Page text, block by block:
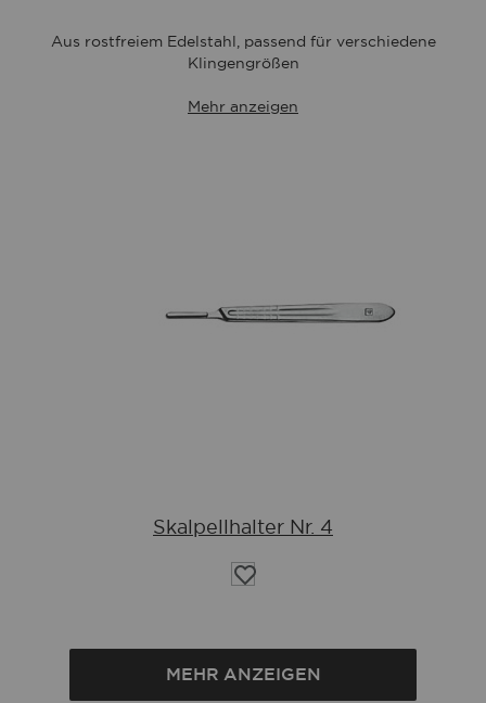
Aus rostfreiem Edelstahl, passend für verschiedene
Klingengrößen
Mehr anzeigen
Skalpellhalter Nr. 4
Auf
die
MEHR ANZEIGEN